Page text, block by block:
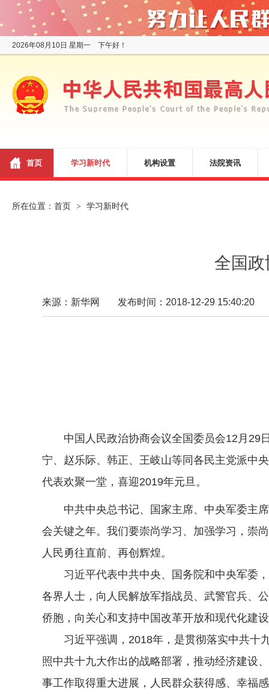
2026年08月10日 星期一 下午好！
首页 学习新时代 机构设置 法院资讯
所在位置： 首页 > 学习新时代
全国
来源：新华网 发布时间：2018-12-29 15:40:20
中国人民政治协商会议全国委员会12月29
宁、赵乐际、韩正、王岐山等同各民主党派中
代表欢聚一堂，喜迎2019年元旦。
中共中央总书记、国家主席、中央军委主席
会关键之年。我们要崇尚学习、加强学习，崇
人民勇往直前、再创辉煌。
习近平代表中共中央、国务院和中央军委，
各界人士，向人民解放军指战员、武警官兵、
侨胞，向关心和支持中国改革开放和现代化建
习近平强调，2018年，是贯彻落实中共十九
照中共十九大作出的战略部署，推动经济建设
事工作取得重大进展，人民群众获得感、幸福